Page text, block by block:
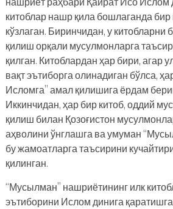
китоблар нашр қила бошлаганда
кўзлаган. Биринчидан, у китобларни
қилиш орқали мусулмонларга
қилган. Китоблардан ҳар бири, агар
вақт эътиборга олинадиган бўлса,
Исломга” амал қилишига ёрдам
Иккинчидан, ҳар бир китоб, оддий
қилиш билан Қозоғистон
аҳволини ўнглашга ва умуман
бу жамоатларга таъсирини
қилинган.
“Мусылман” нашриётининг илк
эътиборини Ислом динига